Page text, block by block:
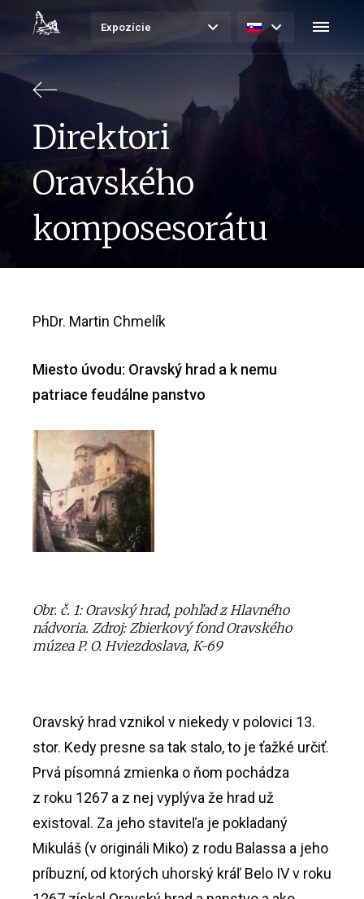
Expozície
Direktori
Oravského
komposesorátu
PhDr. Martin Chmelík
Miesto úvodu: Oravský hrad a k nemu
patriace feudálne panstvo
Obr. č. 1: Oravský hrad, pohľad z Hlavného
nádvoria. Zdroj: Zbierkový fond Oravského
múzea P. O. Hviezdoslava, K-69
Oravský hrad vznikol v niekedy v polovici 13.
stor. Kedy presne sa tak stalo, to je ťažké určiť.
Prvá písomná zmienka o ňom pochádza
z roku 1267 a z nej vyplýva že hrad už
existoval. Za jeho staviteľa je pokladaný
Mikuláš (v origináli Miko) z rodu Balassa a jeho
príbuzní, od ktorých uhorský kráľ Belo IV v roku